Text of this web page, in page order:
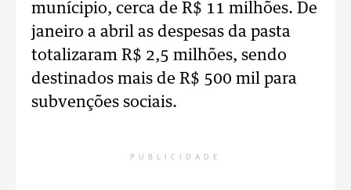
munícipio, cerca de R$ 11 milhões. De
janeiro a abril as despesas da pasta
totalizaram R$ 2,5 milhões, sendo
destinados mais de R$ 500 mil para
subvenções sociais.
PUBLICIDADE